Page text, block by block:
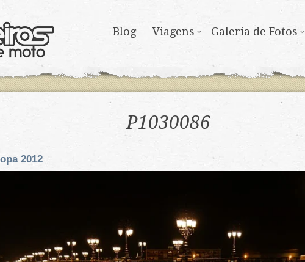
Blog Viagens Galeria de Fotos
P1030086
2012